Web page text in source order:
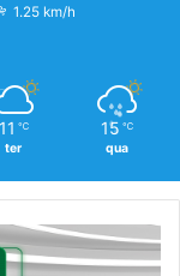
1.25 km/h
11 ℃
ter
15 ℃
qua